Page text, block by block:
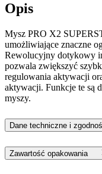
Opis
Mysz PRO X2
umożliwiające znaczne
Rewolucyjny dotykowy
pozwala zwiększyć
regulowania aktywacji
aktywacji. Funkcje te są
myszy.
Dane techniczne i
Zawartość opakowania